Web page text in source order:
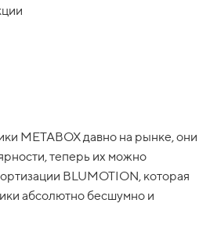
METABOX давно на рынке, они
теперь их можно
BLUMOTION, которая
абсолютно бесшумно и